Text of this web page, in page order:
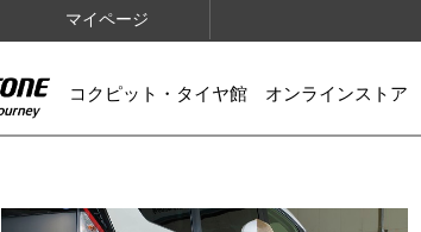
マイページ
コクピット・タイヤ館 オンラインストア
IMAGES